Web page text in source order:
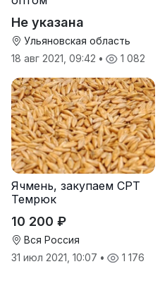
Не указана
Ульяновская область
18 авг 2021, 09:42 • 1 082
Ячмень, закупаем СРТ
Темрюк
10 200 ₽
Вся Россия
31 июл 2021, 10:07 • 1 176